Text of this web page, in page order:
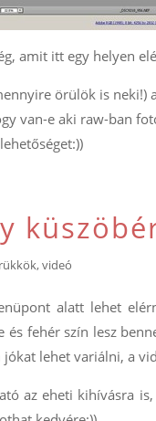
amit itt egy helyen
örülök is
van-e aki raw-ban
,videó
alatt lehet
fehér szín lesz
jókat lehet variálni, a
az eheti kihívásra